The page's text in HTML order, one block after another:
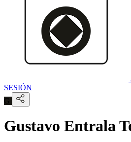
SESIÓN
G
Gustavo Entrala